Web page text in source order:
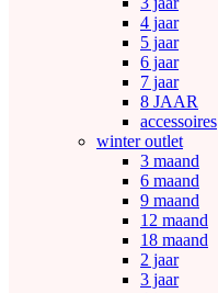
4 jaar
5 jaar
6 jaar
7 jaar
8 JAAR
accessoires
winter outlet
3 maand
6 maand
9 maand
12 maand
18 maand
2 jaar
3 jaar